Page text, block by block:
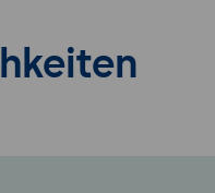
Strukturmuster,